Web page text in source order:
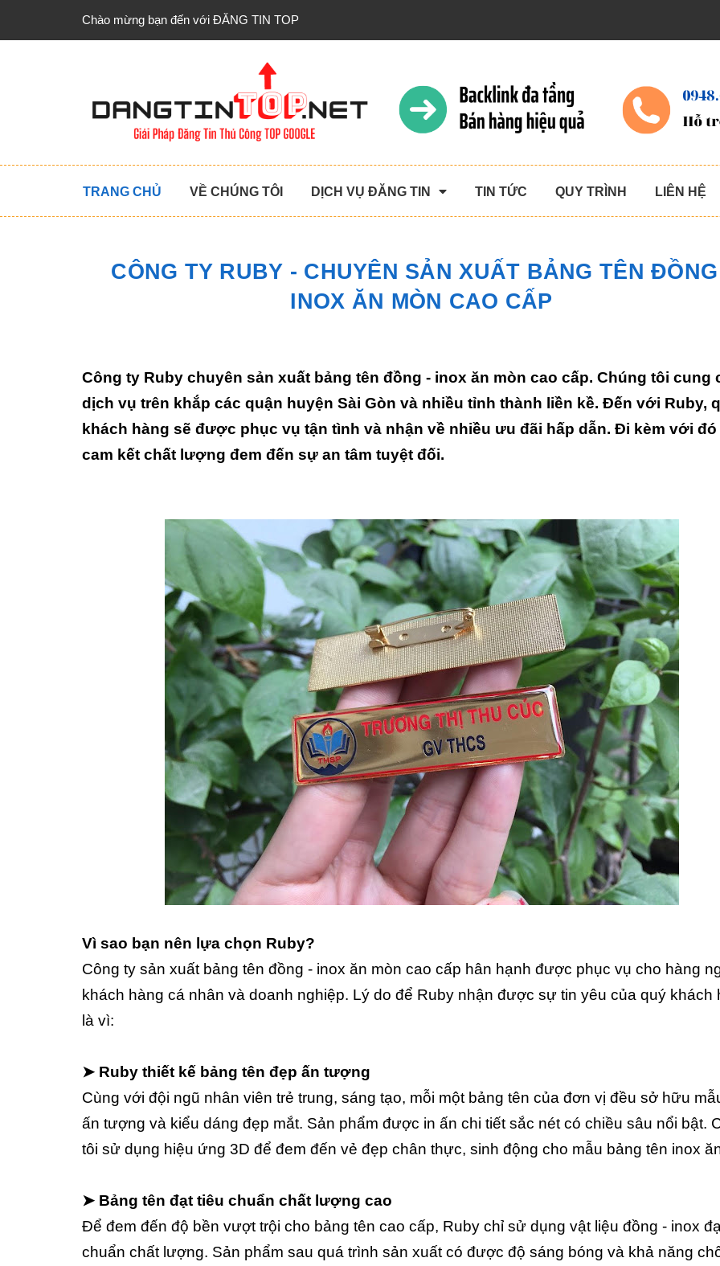
Chào mừng bạn đến với ĐĂNG TIN TOP
TRANG CHỦ VỀ CHÚNG TÔI DỊCH VỤ ĐĂNG TIN TIN TỨC QUY TRÌNH LIÊN HỆ
CÔNG TY RUBY - CHUYÊN SẢN XUẤT BẢNG TÊN
INOX ĂN MÒN CAO CẤP
Công ty Ruby chuyên sản xuất bảng tên đồng - inox ăn mòn cao cấp. Chúng tôi cung
dịch vụ trên khắp các quận huyện Sài Gòn và nhiều tỉnh thành liền kề. Đến với Ruby,
khách hàng sẽ được phục vụ tận tình và nhận về nhiều ưu đãi hấp dẫn. Đi kèm với
cam kết chất lượng đem đến sự an tâm tuyệt đối.
Vì sao bạn nên lựa chọn Ruby?
Công ty sản xuất bảng tên đồng - inox ăn mòn cao cấp hân hạnh được phục vụ cho hàng
khách hàng cá nhân và doanh nghiệp. Lý do để Ruby nhận được sự tin yêu của quý khách
là vì:
➤ Ruby thiết kế bảng tên đẹp ấn tượng
Cùng với đội ngũ nhân viên trẻ trung, sáng tạo, mỗi một bảng tên của đơn vị đều sở hữu
ấn tượng và kiểu dáng đẹp mắt. Sản phẩm được in ấn chi tiết sắc nét có chiều sâu nổi bật.
tôi sử dụng hiệu ứng 3D để đem đến vẻ đẹp chân thực, sinh động cho mẫu bảng tên inox
➤ Bảng tên đạt tiêu chuẩn chất lượng cao
Để đem đến độ bền vượt trội cho bảng tên cao cấp, Ruby chỉ sử dụng vật liệu đồng - inox
chuẩn chất lượng. Sản phẩm sau quá trình sản xuất có được độ sáng bóng và khả năng